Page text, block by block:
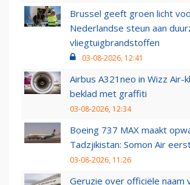
Brussel geeft groen licht
Nederlandse steun aan
vliegtuigbrandstoffen
03-08-2026, 12:41
Airbus A321neo in Wizz Air-
beklad met graffiti
03-08-2026, 12:34
Boeing 737 MAX maakt
Tadzjikistan: Somon Air
03-08-2026, 11:26
Geruzie over officiële naam